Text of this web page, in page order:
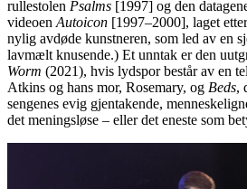
rullestolen Psalms [1997] og den
videoen Autoicon [1997–2000], laget
nylig avdøde kunstneren, som led av en
lavmælt knusende.) Et unntak er den
Worm (2021), hvis lydspor består av en
Atkins og hans mor, Rosemary, og Beds,
sengenes evig gjentakende,
det meningsløse – eller det eneste som